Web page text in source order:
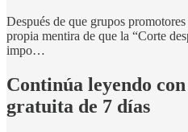
Después de que grupos
propia mentira de que la “Corte
impo…
Continúa leyendo
gratuita de 7 días